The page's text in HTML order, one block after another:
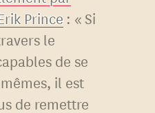
Prince : « Si
le
de se
il est
de remettre